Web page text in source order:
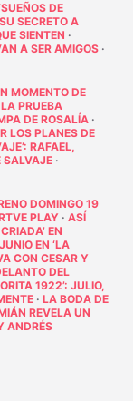
DE
SECRETO A
SIENTEN ·
A SER AMIGOS·
MOMENTO DE
PRUEBA
DE ROSALÍA·
LOS PLANES DE
RAFAEL,
SALVAJE·
DOMINGO 19
PLAY· ASÍ
EN
EN ‘LA
CON CESAR Y
DEL
1922’: JULIO,
· LA BODA DE
REVELA UN
ANDRÉS